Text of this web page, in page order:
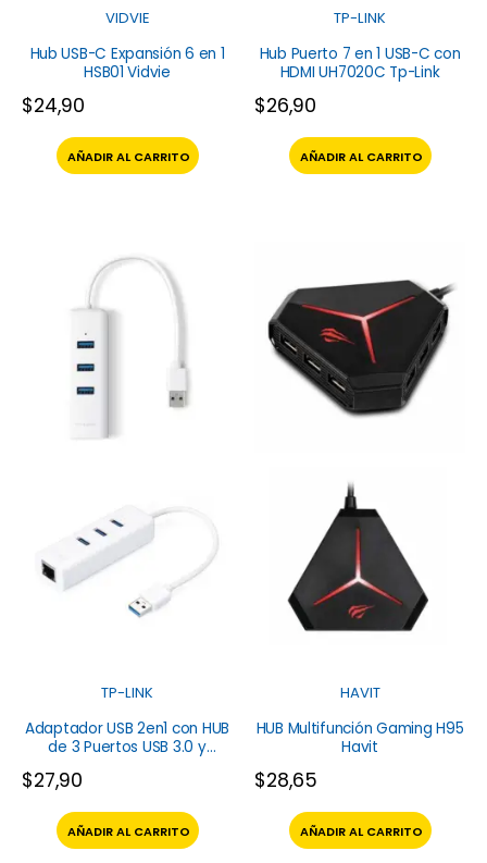
VIDVIE
Hub USB-C Expansión 6 en 1
HSB01 Vidvie
$24,90
AÑADIR AL CARRITO
TP-LINK
Hub Puerto 7 en 1 USB-C con
HDMI UH7020C Tp-Link
$26,90
AÑADIR AL CARRITO
TP-LINK
Adaptador USB 2en1 con HUB
de 3 Puertos USB 3.0 y
$27,90
AÑADIR AL CARRITO
HAVIT
HUB Multifunción Gaming H95
Havit
$28,65
AÑADIR AL CARRITO